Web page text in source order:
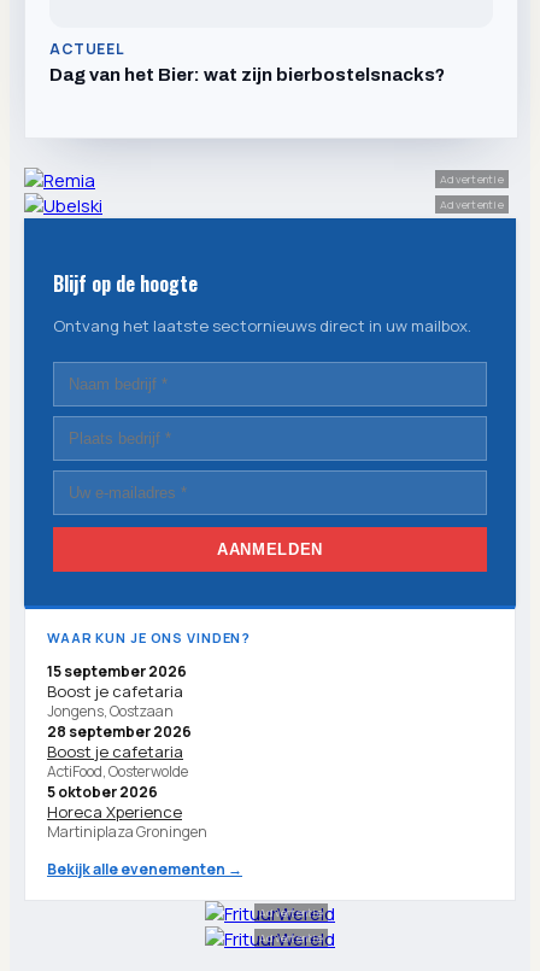
ACTUEEL
Dag van het Bier: wat zijn bierbostelsnacks?
Advertentie
Advertentie
Blijf op de hoogte
Ontvang het laatste sectornieuws direct in uw mailbox.
AANMELDEN
WAAR KUN JE ONS VINDEN?
15 september 2026
Boost je cafetaria
Jongens, Oostzaan
28 september 2026
Boost je cafetaria
ActiFood, Oosterwolde
5 oktober 2026
Horeca Xperience
Martiniplaza Groningen
Bekijk alle evenementen →
Advertentie
Advertentie